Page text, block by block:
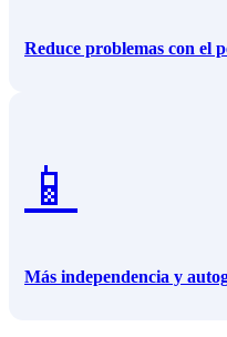
Reduce problemas con el
📱
Más independencia y